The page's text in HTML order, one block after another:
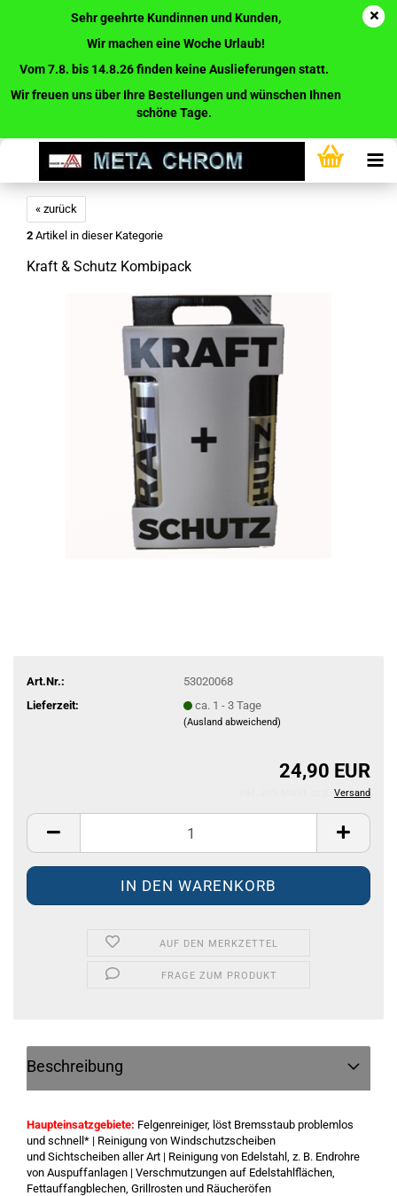
Sehr geehrte Kundinnen und Kunden,
Wir machen eine Woche Urlaub!
Vom 7.8. bis 14.8.26 finden keine Auslieferungen statt.
Wir freuen uns über Ihre Bestellungen und wünschen Ihnen
schöne Tage.
« zurück
2 Artikel in dieser Kategorie
Kraft & Schutz Kombipack
Art.Nr.:
53020068
Lieferzeit:
ca. 1 - 3 Tage
(Ausland abweichend)
24,90 EUR
Versand
AUF DEN MERKZETTEL
FRAGE ZUM PRODUKT
Beschreibung
Haupteinsatzgebiete: Felgenreiniger, löst Bremsstaub problemlos
und schnell* | Reinigung von Windschutzscheiben
und Sichtscheiben aller Art | Reinigung von Edelstahl, z. B. Endrohre
von Auspuffanlagen | Verschmutzungen auf Edelstahlflächen,
Fettauffangblechen, Grillrosten und Räucheröfen